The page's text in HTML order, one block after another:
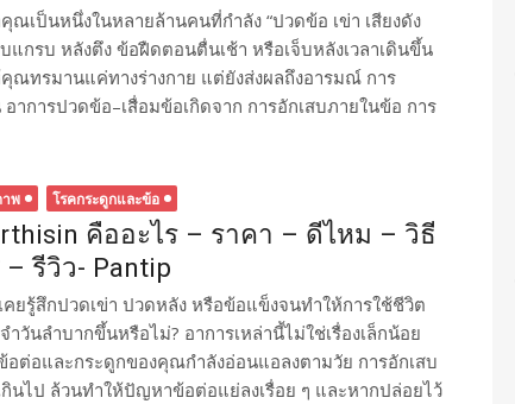
ณเป็นหนึ่งในหลายล้านคนที่กำลัง “ปวดข้อ เข่า เสียงดัง
แกรบ หลังตึง ข้อฝืดตอนตื่นเช้า หรือเจ็บหลังเวลาเดินขึ้น
ณทรมานแค่ทางร่างกาย แต่ยังส่งผลถึงอารมณ์ การ
การปวดข้อ–เสื่อมข้อเกิดจาก การอักเสบภายในข้อ การ
พ โรคกระดูกและข้อ
คืออะไร – ราคา – ดีไหม – วิธี
– รีวิว- Pantip
ยรู้สึกปวดเข่า ปวดหลัง หรือข้อแข็งจนทำให้การใช้ชีวิต
ำวันลำบากขึ้นหรือไม่? อาการเหล่านี้ไม่ใช่เรื่องเล็กน้อย
ต่อและกระดูกของคุณกำลังอ่อนแอลงตามวัย การอักเสบ
นไป ล้วนทำให้ปัญหาข้อต่อแย่ลงเรื่อย ๆ และหากปล่อยไว้